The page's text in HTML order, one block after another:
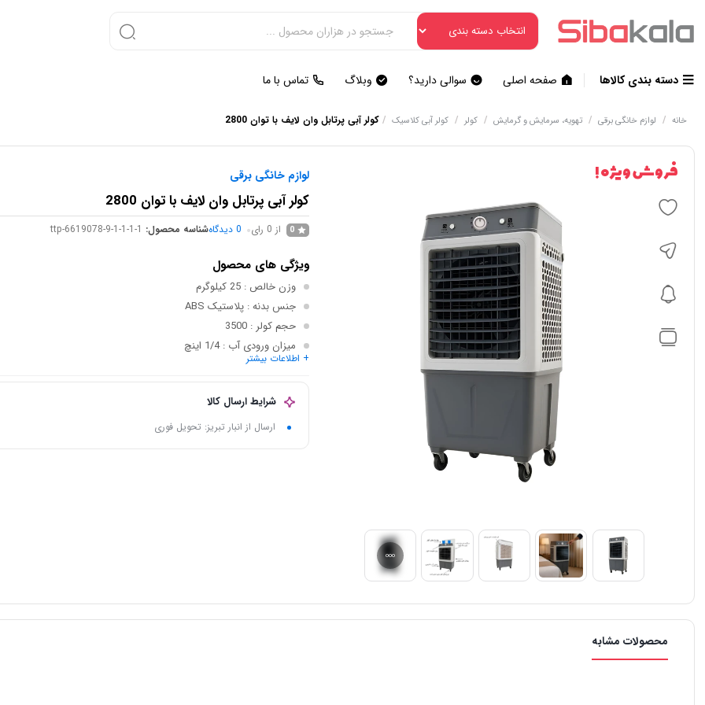
دسته بندی کالاها صفحه اصلی سوالی دارید؟ وبلاگ تماس با ما
خانه / لوازم خانگی برقی / تهویه، سرمایش و گرمایش / کولر / کولر آبی کلاسیک /کولر آبی پرتابل وان لایف با توان 2800
فروش ویژه ! لوازم خانگی برقی
کولر آبی پرتابل وان لایف با توان 2800
0 از 0 رای 0 دیدگاهشناسه محصول: ttp-6619078-9-1-1-1-1
ویژگی های محصول
وزن خالص: 25 کیلوگرم
جنس بدنه: پلاستیک ABS
حجم کولر: 3500
میزان ورودی آب: 1/4 اینچ
ولتاژ ورودی برق
+ اطلاعات بیشتر
شرایط ارسال کالا
ارسال از انبار تبریز: تحویل فوری
محصولات مشابه